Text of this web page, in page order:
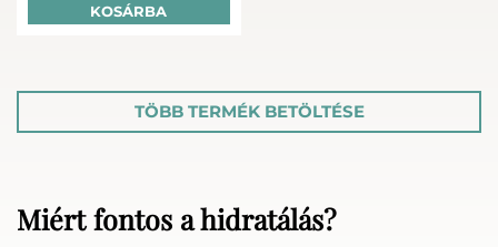
KOSÁRBA
TÖBB TERMÉK BETÖLTÉSE
Miért fontos a hidratálás?